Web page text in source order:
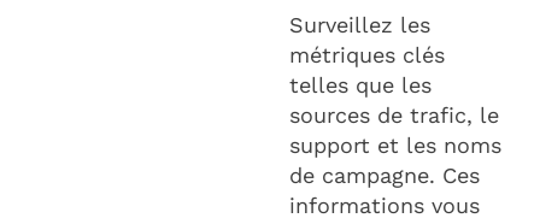
Surveillez les
métriques clés
telles que les
sources de trafic, le
support et les noms
de campagne. Ces
informations vous